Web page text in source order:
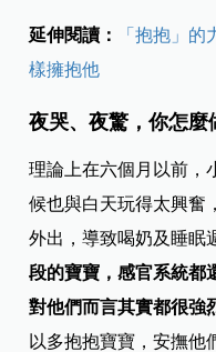
延伸閱讀：
「抱抱」
樣擁抱他
夜哭、夜驚，你怎麼
理論上在六個月以前，
候也與白天玩得太興奮
外出，導致喝奶及睡眠
段的寶寶，感官系統都
對他們而言其實都很強
以多抱抱寶寶，安撫他